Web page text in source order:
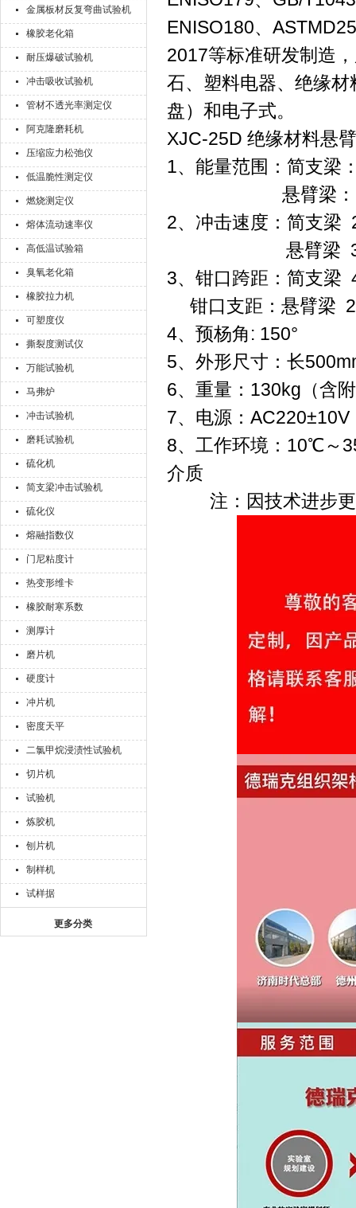
金属板材反复弯曲试验机
橡胶老化箱
耐压爆破试验机
冲击吸收试验机
管材不透光率测定仪
阿克隆磨耗机
压缩应力松弛仪
低温脆性测定仪
燃烧测定仪
熔体流动速率仪
高低温试验箱
臭氧老化箱
橡胶拉力机
可塑度仪
撕裂度测试仪
万能试验机
马弗炉
冲击试验机
磨耗试验机
硫化机
简支梁冲击试验机
硫化仪
熔融指数仪
门尼粘度计
热变形维卡
橡胶耐寒系数
测厚计
磨片机
硬度计
冲片机
密度天平
二氯甲烷浸渍性试验机
切片机
试验机
炼胶机
刨片机
制样机
试样据
更多分类
ENISO180、
2017等标准研发制造
石、塑料电器、绝缘
盘）和电子式。
XJC-25D 绝缘材料悬
1、能量范围：简支梁
悬臂梁：1J、
2、冲击速度：简支梁
悬臂梁
3、钳口跨距：简支
钳口支距：悬臂梁
4、预杨角: 150°
5、外形尺寸：长
6、重量：130kg（含
7、电源：
8、工作环境：10℃～
介质
注：因技术进步